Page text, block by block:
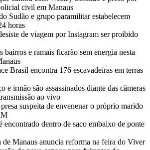
civil em Manaus
Sudão e grupo paramilitar estabelecem
horas
de viagem por Instagram ser proibido
bairros e ramais ficarão sem energia nesta
Brasil encontra 176 escavadeiras em terras
e irmão são assassinados diante das câmeras
ao vivo
suspeita de envenenar o próprio marido
encontrado dentro de saco embaixo de ponte
de Manaus anuncia reforma na feira do Viver